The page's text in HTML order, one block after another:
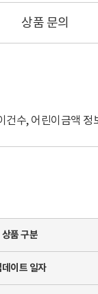
상품 문의
수, 어린이금액 정
상품 구분
데이트 일자